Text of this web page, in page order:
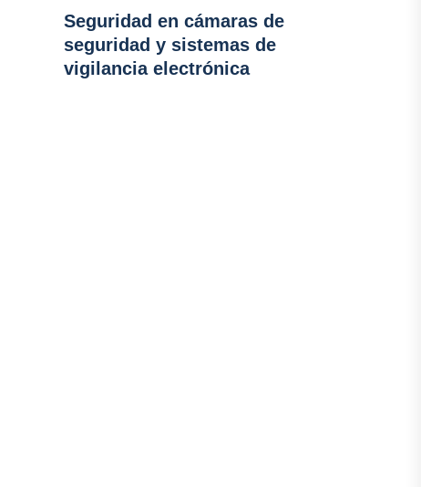
Seguridad en cámaras de
seguridad y sistemas de
vigilancia electrónica